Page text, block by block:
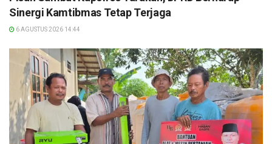
Sinergi Kamtibmas Tetap Terjaga
6 AGUSTUS 2026 14:44